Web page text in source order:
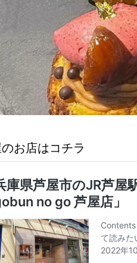
お店はコチラ